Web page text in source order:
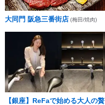
大同門 阪急三番街店 (梅田/焼肉)
【銀座】ReFaで始める大人の贅